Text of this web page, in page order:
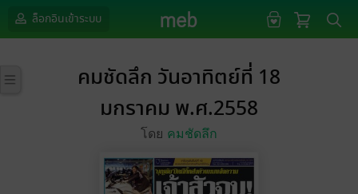
ล็อกอินเข้าระบบ
คมชัดลึก วันอาทิตย์ที่ 18
มกราคม พ.ศ.2558
โดย คมชัดลึก